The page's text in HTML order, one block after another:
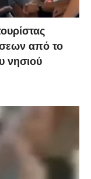
από το
νησιού